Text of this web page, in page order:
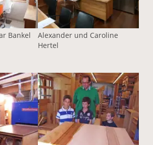
Bankel
Alexander und Caroline
Hertel
anzeigenVergrößerte Version